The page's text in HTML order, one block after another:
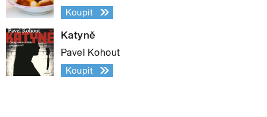
Koupit
Katyně
Pavel Kohout
Koupit